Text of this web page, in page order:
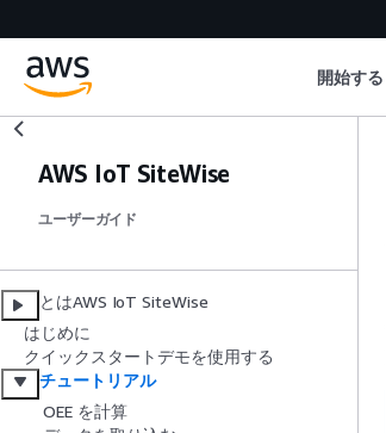
開始する
AWS IoT SiteWise
ユーザーガイド
とはAWS IoT SiteWise
はじめに
クイックスタートデモを使用する
チュートリアル
OEE を計算